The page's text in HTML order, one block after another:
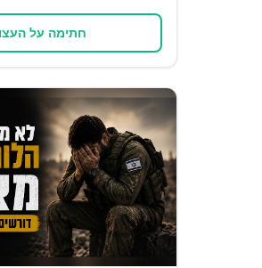
חתימה על